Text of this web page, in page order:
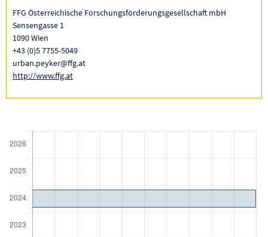
FFG Österreichische Forschungsförderungsgesellschaft mbH
Sensengasse 1
1090 Wien
+43 (0)5 7755-5049
urban.peyker@ffg.at
http://www.ffg.at